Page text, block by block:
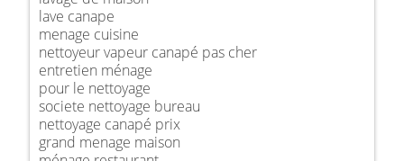
lave canape
menage cuisine
nettoyeur vapeur canapé pas cher
entretien ménage
pour le nettoyage
societe nettoyage bureau
nettoyage canapé prix
grand menage maison